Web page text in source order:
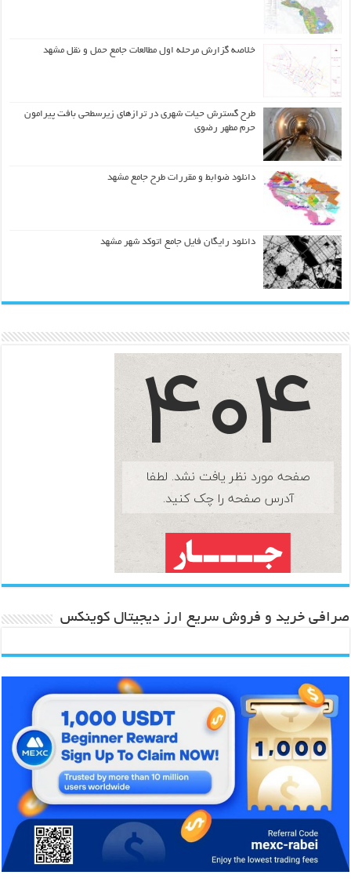
خلاصه گزارش مرحله اول مطالعات جامع حمل و نقل مشهد
طرح گسترش حیات شهري در ترازهاي زیرسطحی بافت پیرامون
حرم مطهر رضوي
دانلود ضوابط و مقررات طرح جامع مشهد
دانلود رایگان فایل جامع اتوکد شهر مشهد
صرافی خرید و فروش سریع ارز دیجیتال کوینکس